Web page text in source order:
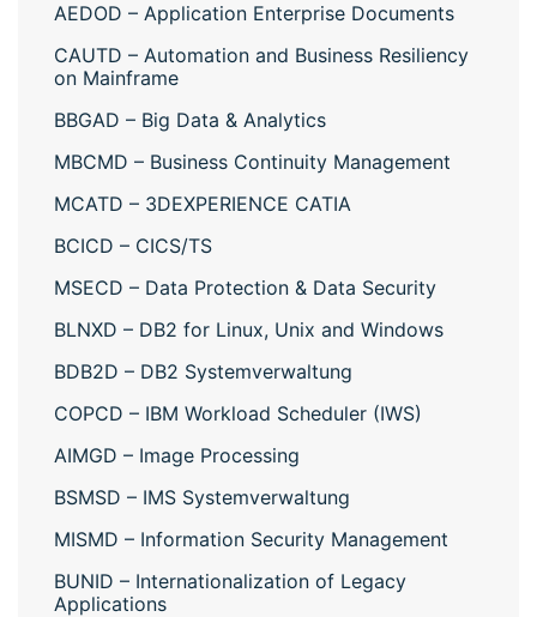
AEDOD – Application Enterprise Documents
CAUTD – Automation and Business Resiliency
on Mainframe
BBGAD – Big Data & Analytics
MBCMD – Business Continuity Management
MCATD – 3DEXPERIENCE CATIA
BCICD – CICS/TS
MSECD – Data Protection & Data Security
BLNXD – DB2 for Linux, Unix and Windows
BDB2D – DB2 Systemverwaltung
COPCD – IBM Workload Scheduler (IWS)
AIMGD – Image Processing
BSMSD – IMS Systemverwaltung
MISMD – Information Security Management
BUNID – Internationalization of Legacy
Applications